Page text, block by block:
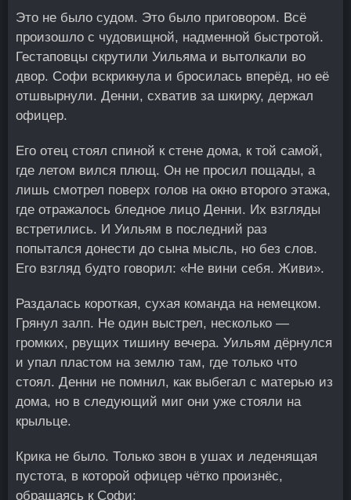
Это не было судом. Это было приговором. Всё
произошло с чудовищной, надменной быстротой.
Гестаповцы скрутили Уильяма и вытолкали во
двор. Софи вскрикнула и бросилась вперёд, но её
отшвырнули. Денни, схватив за шкирку, держал
офицер.
Его отец стоял спиной к стене дома, к той самой,
где летом вился плющ. Он не просил пощады, а
лишь смотрел поверх голов на окно второго этажа,
где отражалось бледное лицо Денни. Их взгляды
встретились. И Уильям в последний раз
попытался донести до сына мысль, но без слов.
Его взгляд будто говорил: «Не вини себя. Живи».
Раздалась короткая, сухая команда на немецком.
Грянул залп. Не один выстрел, несколько —
громких, рвущих тишину вечера. Уильям дёрнулся
и упал пластом на землю там, где только что
стоял. Денни не помнил, как выбегал с матерью из
дома, но в следующий миг они уже стояли на
крыльце.
Крика не было. Только звон в ушах и леденящая
пустота, в которой офицер чётко произнёс,
обращаясь к Софи: